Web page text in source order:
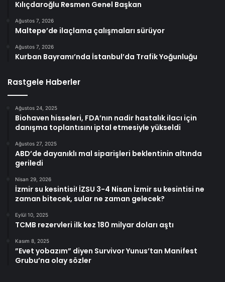
Kılıçdaroğlu Resmen Genel Başkan
Ağustos 7, 2026
Maltepe’de ilaçlama çalışmaları sürüyor
Ağustos 7, 2026
Kurban Bayramı’nda İstanbul’da Trafik Yoğunluğu
Rastgele Haberler
Ağustos 24, 2025
Biohaven hisseleri, FDA’nın nadir hastalık ilacı için
danışma toplantısını iptal etmesiyle yükseldi
Ağustos 27, 2025
ABD’de dayanıklı mal siparişleri beklentinin altında
geriledi
Nisan 29, 2026
İzmir su kesintisi! İZSU 3-4 Nisan İzmir su kesintisi ne
zaman bitecek, sular ne zaman gelecek?
Eylül 10, 2025
TCMB rezervleri ilk kez 180 milyar doları aştı
Kasım 8, 2025
”Evet yobazım” diyen Survivor Yunus’tan Manifest
Grubu’na olay sözler